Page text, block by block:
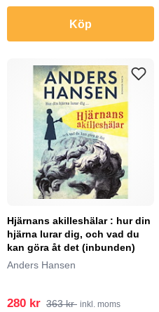
Köp
Hjärnans akilleshälar : hur din
hjärna lurar dig, och vad du
kan göra åt det (inbunden)
Anders Hansen
280 kr 363 kr inkl. moms